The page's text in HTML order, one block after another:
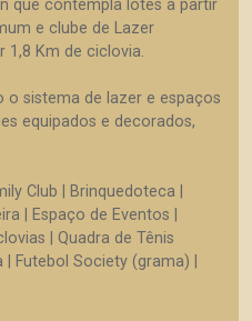
que contempla lotes a partir
e clube de Lazer
1,8 Km de ciclovia.
o sistema de lazer e espaços
equipados e decorados,
Club | Brinquedoteca |
| Espaço de Eventos |
| Quadra de Tênis
Futebol Society (grama) |